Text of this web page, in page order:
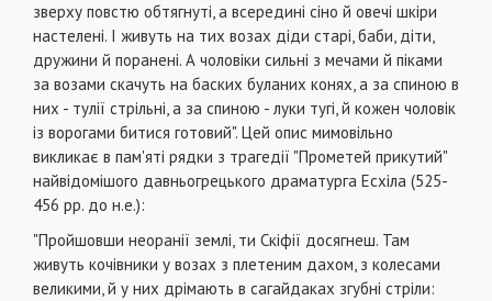
зверху повстю обтягнуті, а всередині сіно й овечі шкіри
настелені. І живуть на тих возах діди старі, баби, діти,
дружини й поранені. А чоловіки сильні з мечами й піками
за возами скачуть на баских буланих конях, а за спиною в
них - тулії стрільні, а за спиною - луки тугі, й кожен чоловік
із ворогами битися готовий". Цей опис мимовільно
викликає в пам'яті рядки з трагедії "Прометей прикутий"
найвідомішого давньогрецького драматурга Есхіла (525-
456 рр. до н.е.):
"Пройшовши неоранії землі, ти Скіфії досягнеш. Там
живуть кочівники у возах з плетеним дахом, з колесами
великими, й у них дрімають в сагайдаках згубні стріли: